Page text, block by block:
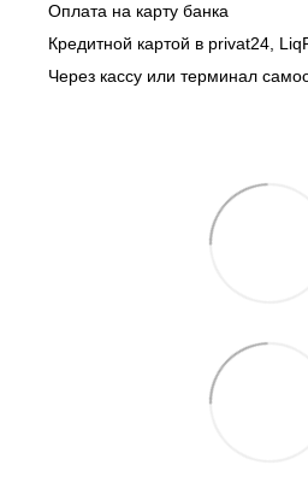
Оплата на карту банка
Кредитной картой в privat24,
Через кассу или терминал